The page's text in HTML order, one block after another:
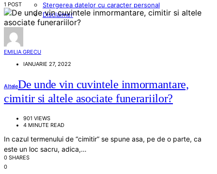
Stergerea datelor cu caracter personal
Disclaimer
1 POST
EMILIA GRECU
IANUARIE 27, 2022
AlteleDe unde vin cuvintele inmormantare,
cimitir si altele asociate funerariilor?
901 VIEWS
4 MINUTE READ
In cazul termenului de “cimitir” se spune asa, pe de o parte, ca
este un loc sacru, adica,…
0 SHARES
0